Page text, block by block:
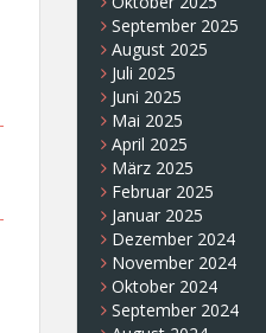
September 2025
August 2025
Juli 2025
Juni 2025
Mai 2025
April 2025
März 2025
Februar 2025
Januar 2025
Dezember 2024
November 2024
Oktober 2024
September 2024